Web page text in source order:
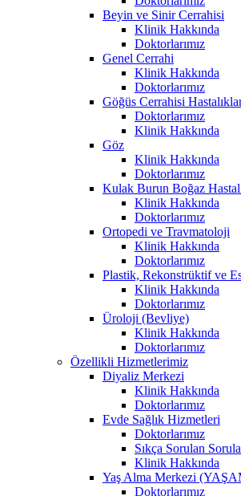
Beyin ve Sinir Cerrahisi
Klinik Hakkında
Doktorlarımız
Genel Cerrahi
Klinik Hakkında
Doktorlarımız
Göğüs Cerrahisi
Doktorlarımız
Klinik Hakkında
Göz
Klinik Hakkında
Doktorlarımız
Kulak Burun Boğaz
Klinik Hakkında
Doktorlarımız
Ortopedi ve Travmatoloji
Klinik Hakkında
Doktorlarımız
Plastik, Rekonstrüktif ve
Klinik Hakkında
Doktorlarımız
Üroloji (Bevliye)
Klinik Hakkında
Doktorlarımız
Özellikli Hizmetlerimiz
Diyaliz Merkezi
Klinik Hakkında
Doktorlarımız
Evde Sağlık Hizmetleri
Doktorlarımız
Sıkça Sorulan
Klinik Hakkında
Yaş Alma Merkezi
Doktorlarımız